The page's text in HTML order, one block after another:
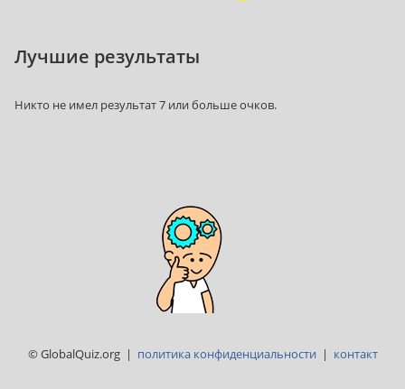
Лучшие результаты
Никто не имел результат 7 или больше очков.
© GlobalQuiz.org | политика конфиденциальности | контакт